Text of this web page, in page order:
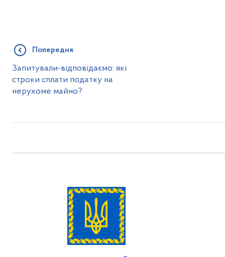
Попередня
Запитували-відповідаємо: які
строки сплати податку на
нерухоме майно?